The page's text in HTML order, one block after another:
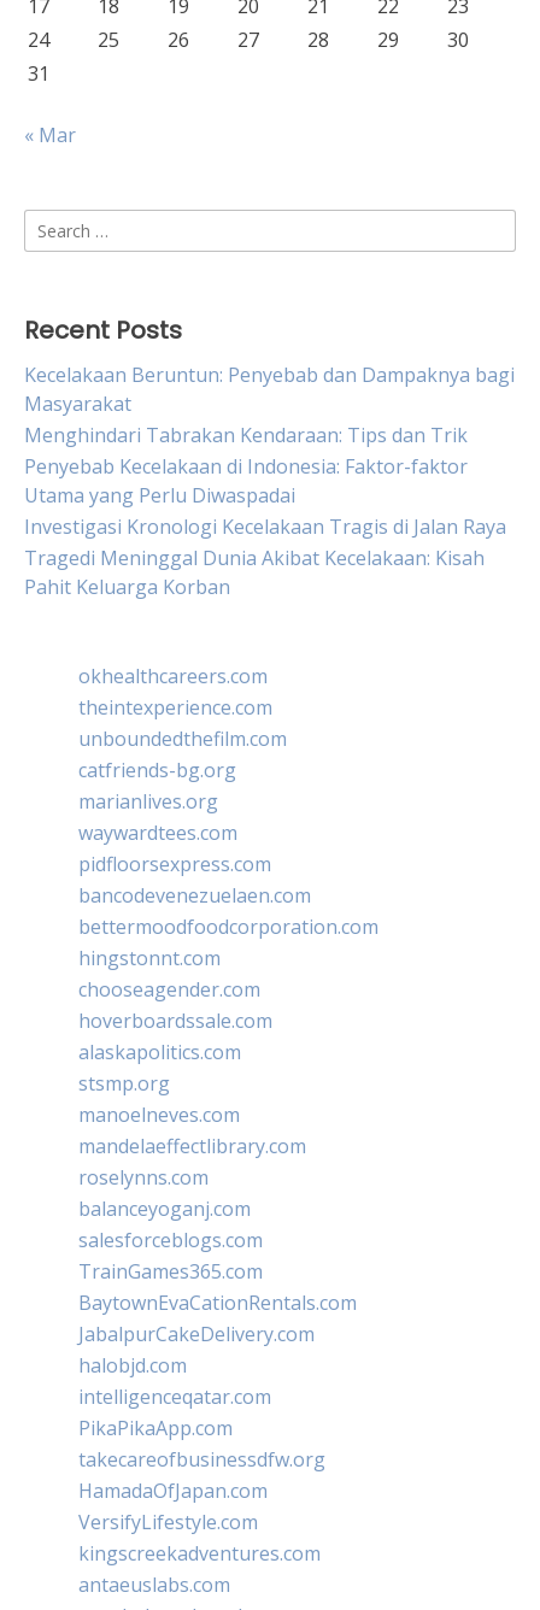
17 18 19 20 21 22
23
24
25 26 27 28 29
30
31
« Mar
Search
for:
Recent Posts
Kecelakaan Beruntun: Penyebab dan Dampaknya bagi
Masyarakat
Menghindari Tabrakan Kendaraan: Tips dan Trik
Penyebab Kecelakaan di Indonesia: Faktor-faktor
Utama yang Perlu Diwaspadai
Investigasi Kronologi Kecelakaan Tragis di Jalan Raya
Tragedi Meninggal Dunia Akibat Kecelakaan: Kisah
Pahit Keluarga Korban
okhealthcareers.com
theintexperience.com
unboundedthefilm.com
catfriends-bg.org
marianlives.org
waywardtees.com
pidfloorsexpress.com
bancodevenezuelaen.com
bettermoodfoodcorporation.com
hingstonnt.com
chooseagender.com
hoverboardssale.com
alaskapolitics.com
stsmp.org
manoelneves.com
mandelaeffectlibrary.com
roselynns.com
balanceyoganj.com
salesforceblogs.com
TrainGames365.com
BaytownEvaCationRentals.com
JabalpurCakeDelivery.com
halobjd.com
intelligenceqatar.com
PikaPikaApp.com
takecareofbusinessdfw.org
HamadaOfJapan.com
VersifyLifestyle.com
kingscreekadventures.com
antaeuslabs.com